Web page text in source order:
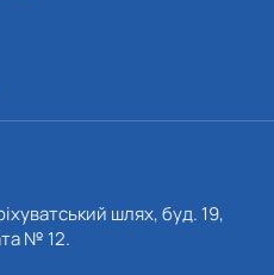
шлях, буд. 19,
№ 12.